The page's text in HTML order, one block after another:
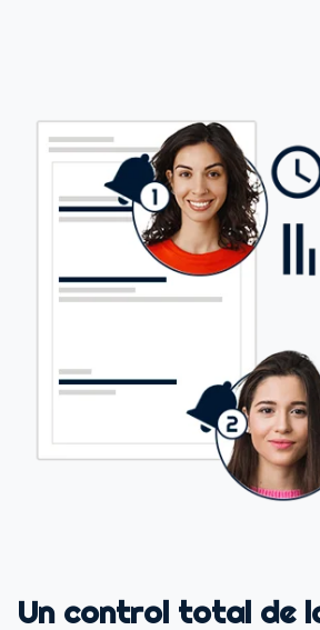
Un control total de